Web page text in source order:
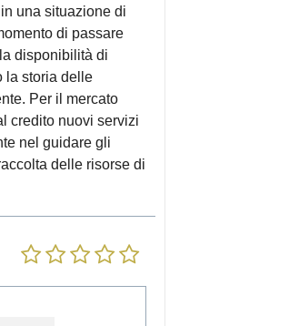
una situazione di
di passare
disponibilità di
la storia delle
Per il mercato
credito nuovi servizi
nel guidare gli
delle risorse di